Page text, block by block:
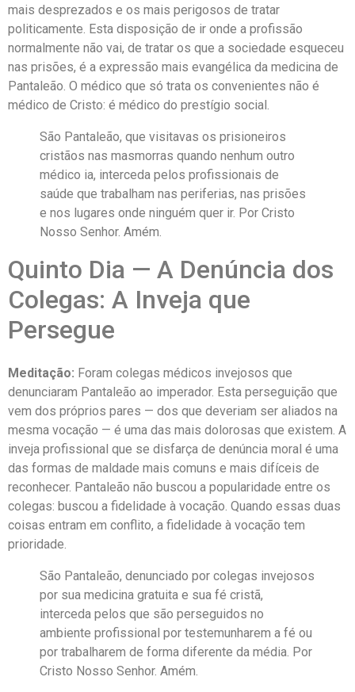
mais desprezados e os mais perigosos de tratar
politicamente. Esta disposição de ir onde a profissão
normalmente não vai, de tratar os que a sociedade esqueceu
nas prisões, é a expressão mais evangélica da medicina de
Pantaleão. O médico que só trata os convenientes não é
médico de Cristo: é médico do prestígio social.
São Pantaleão, que visitavas os prisioneiros
cristãos nas masmorras quando nenhum outro
médico ia, interceda pelos profissionais de
saúde que trabalham nas periferias, nas prisões
e nos lugares onde ninguém quer ir. Por Cristo
Nosso Senhor. Amém.
Quinto Dia — A Denúncia dos
Colegas: A Inveja que
Persegue
Meditação: Foram colegas médicos invejosos que
denunciaram Pantaleão ao imperador. Esta perseguição que
vem dos próprios pares — dos que deveriam ser aliados na
mesma vocação — é uma das mais dolorosas que existem. A
inveja profissional que se disfarça de denúncia moral é uma
das formas de maldade mais comuns e mais difíceis de
reconhecer. Pantaleão não buscou a popularidade entre os
colegas: buscou a fidelidade à vocação. Quando essas duas
coisas entram em conflito, a fidelidade à vocação tem
prioridade.
São Pantaleão, denunciado por colegas invejosos
por sua medicina gratuita e sua fé cristã,
interceda pelos que são perseguidos no
ambiente profissional por testemunharem a fé ou
por trabalharem de forma diferente da média. Por
Cristo Nosso Senhor. Amém.